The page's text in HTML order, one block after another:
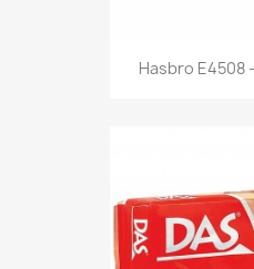

Hasbro E4508